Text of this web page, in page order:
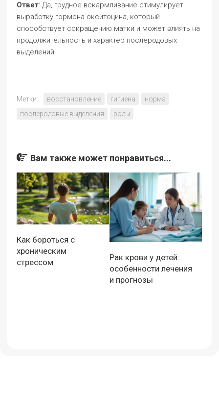
Ответ: Да, грудное вскармливание стимулирует
выработку гормона окситоцина, который
способствует сокращению матки и может влиять на
продолжительность и характер послеродовых
выделений.
Метки: восстановление гигиена
норма
послеродовые выделения
роды
Вам также может понравиться...
Как бороться с
хроническим
стрессом
Рак крови у детей:
особенности лечения
и прогнозы